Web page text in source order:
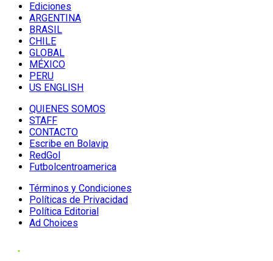
Ediciones
ARGENTINA
BRASIL
CHILE
GLOBAL
MÉXICO
PERU
US ENGLISH
QUIENES SOMOS
STAFF
CONTACTO
Escribe en Bolavip
RedGol
Futbolcentroamerica
Términos y Condiciones
Políticas de Privacidad
Política Editorial
Ad Choices